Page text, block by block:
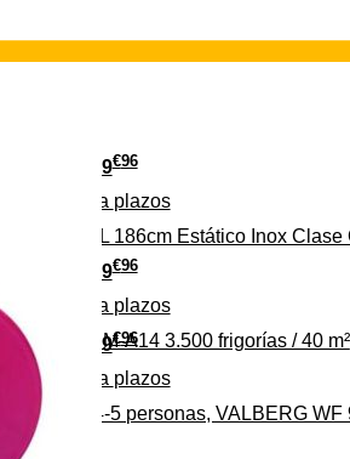
279€96
Pago a plazos
para 4-5 personas, VALBERG WF
349€96
Pago a plazos
315 C 315L 186cm Estático Inox Clase
369€96
Pago a plazos
CLIM-A14 3.500 frigorías / 40 m²